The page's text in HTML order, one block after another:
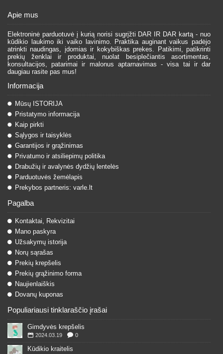
Apie mus
Elektroninė parduotuvė į kurią norisi sugrįžti DAR IR DAR kartą - nuo
kūdikio laukimo iki vaiko lavinimo. Praktika auginant vaikus padėjo
atrinkti naudingas, įdomias ir kokybiškas prekes. Patikimi, patikrinti
prekių ženklai ir produktai, nuolat besiplečiantis asortimentas,
konsultacijos, patarimai ir malonus aptarnavimas - visa tai ir dar
daugiau rasite pas mus!
Informacija
Mūsų ISTORIJA
Pristatymo informacija
Kaip pirkti
Sąlygos ir taisyklės
Garantijos ir grąžinimas
Privatumo ir atsiliepimų politika
Drabužių ir avalynės dydžių lentelės
Parduotuvės žemėlapis
Prekybos partneris: varle.lt
Pagalba
Kontaktai, Rekvizitai
Mano paskyra
Užsakymų istorija
Norų sąrašas
Prekių krepšelis
Prekių grąžinimo forma
Naujienlaiškis
Dovanų kuponas
Populiariausi tinklaraščio įrašai
Gimdyvės krepšelis
2024.03.19 0
Kūdikio kraitelis